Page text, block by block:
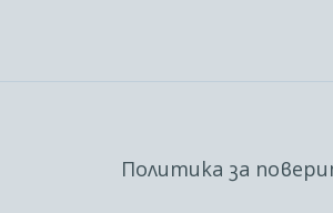
Политика за